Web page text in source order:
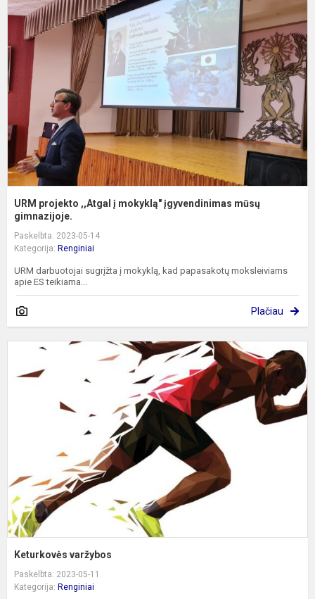
URM projekto ,,Atgal į mokyklą" įgyvendinimas mūsų
gimnazijoje.
Paskelbta: 2023-05-14
Kategorija: Renginiai
URM darbuotojai sugrįžta į mokyklą, kad papasakotų moksleiviams
apie ES teikiama...
Plačiau
Keturkovės varžybos
Paskelbta: 2023-05-11
Kategorija: Renginiai